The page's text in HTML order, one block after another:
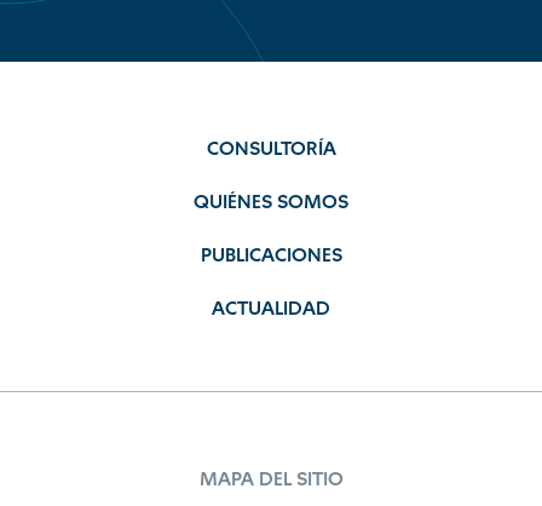
CONSULTORÍA
QUIÉNES SOMOS
PUBLICACIONES
ACTUALIDAD
MAPA DEL SITIO